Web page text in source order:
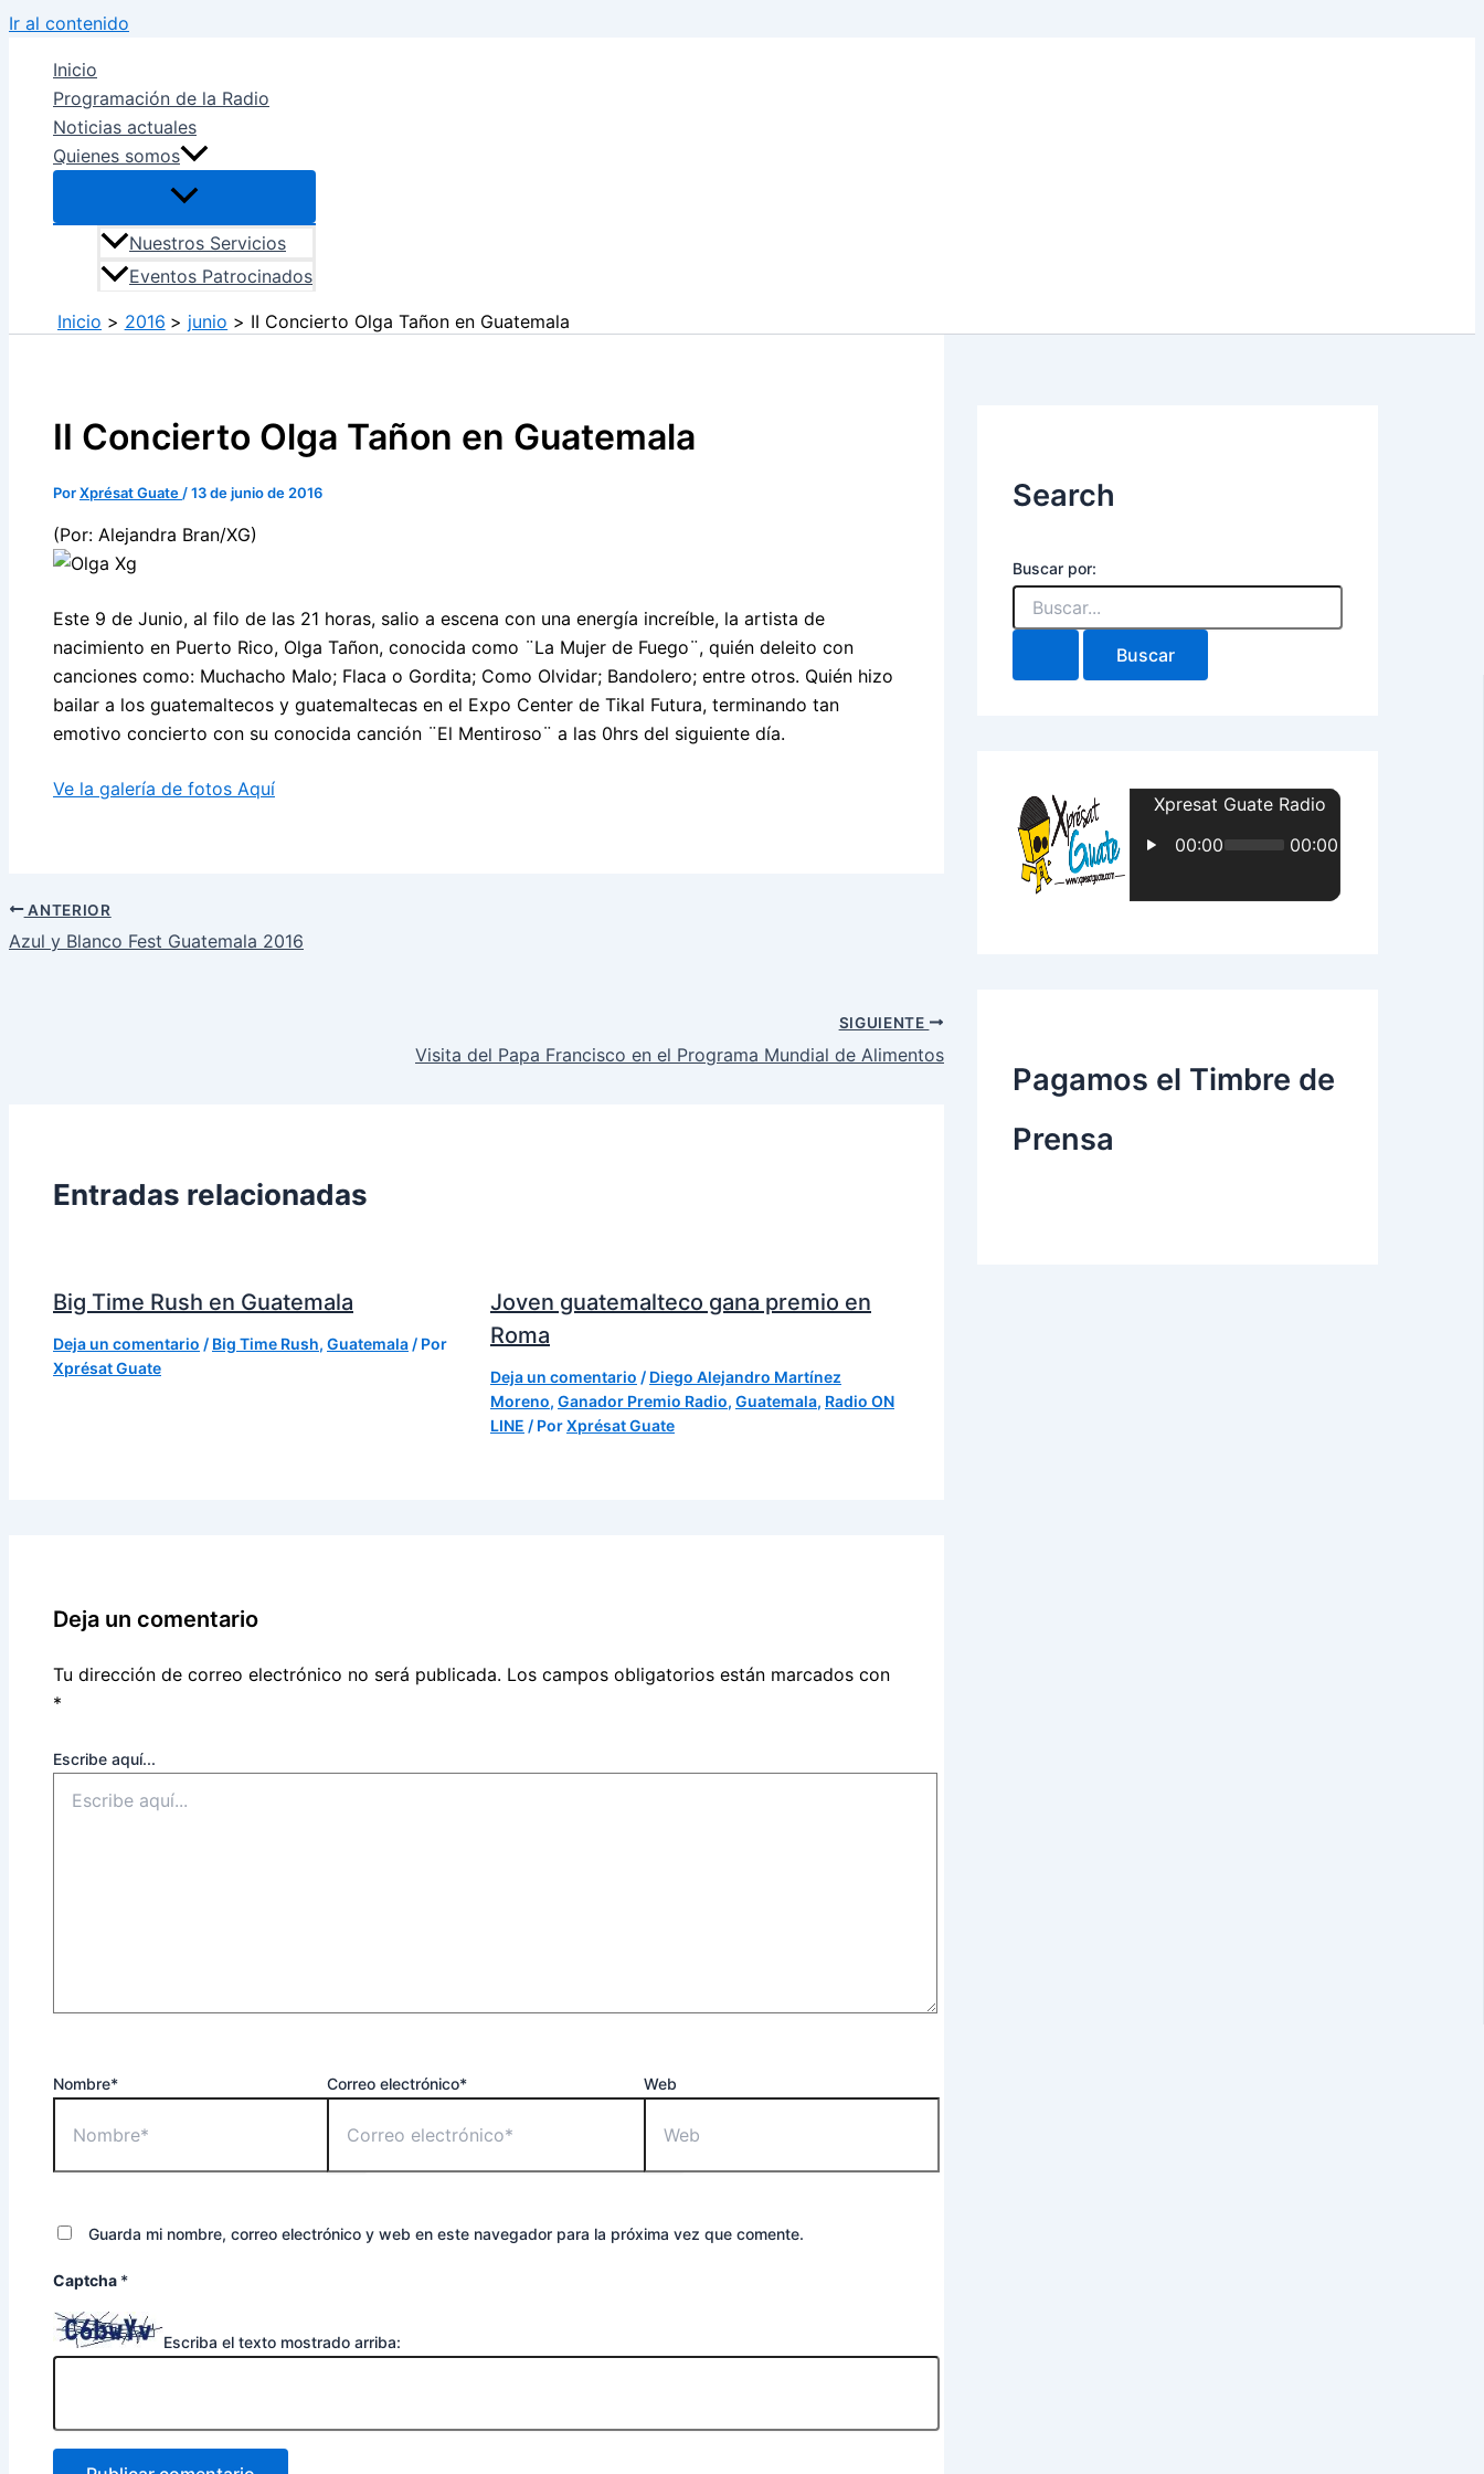
Ir al contenido
Inicio
Programación de la Radio
Noticias actuales
Quienes somos
Nuestros Servicios
Eventos Patrocinados
Inicio 2016 junio II Concierto Olga Tañon en Guatemala
II Concierto Olga Tañon en Guatemala
PorXprésat Guate /13 de junio de 2016
(Por: Alejandra Bran/XG)
Este 9 de Junio, al filo de las 21 horas, salio a escena con una energía increíble, la artista de
nacimiento en Puerto Rico, Olga Tañon, conocida como ¨La Mujer de Fuego¨, quién deleito con
canciones como: Muchacho Malo; Flaca o Gordita; Como Olvidar; Bandolero; entre otros. Quién hizo
bailar a los guatemaltecos y guatemaltecas en el Expo Center de Tikal Futura, terminando tan
emotivo concierto con su conocida canción ¨El Mentiroso¨ a las 0hrs del siguiente día.
Ve la galería de fotos Aquí
ANTERIOR
Azul y Blanco Fest Guatemala 2016
SIGUIENTE
Visita del Papa Francisco en el Programa Mundial de Alimentos
Entradas relacionadas
Big Time Rush en Guatemala
Deja un comentario / Big Time Rush, Guatemala / Por
Xprésat Guate
Joven guatemalteco gana premio en
Roma
Deja un comentario / Diego Alejandro Martínez
Moreno, Ganador Premio Radio, Guatemala, Radio ON
LINE / PorXprésat Guate
Deja un comentario
Tu dirección de correo electrónico no será publicada. Los campos obligatorios están marcados con
*
Escribe aquí...
Nombre* Correo electrónico* Web
Guarda mi nombre, correo electrónico y web en este navegador para la próxima vez que comente.
Captcha *
Escriba el texto mostrado arriba:
Search
Buscar por:
Pagamos el Timbre de
Prensa